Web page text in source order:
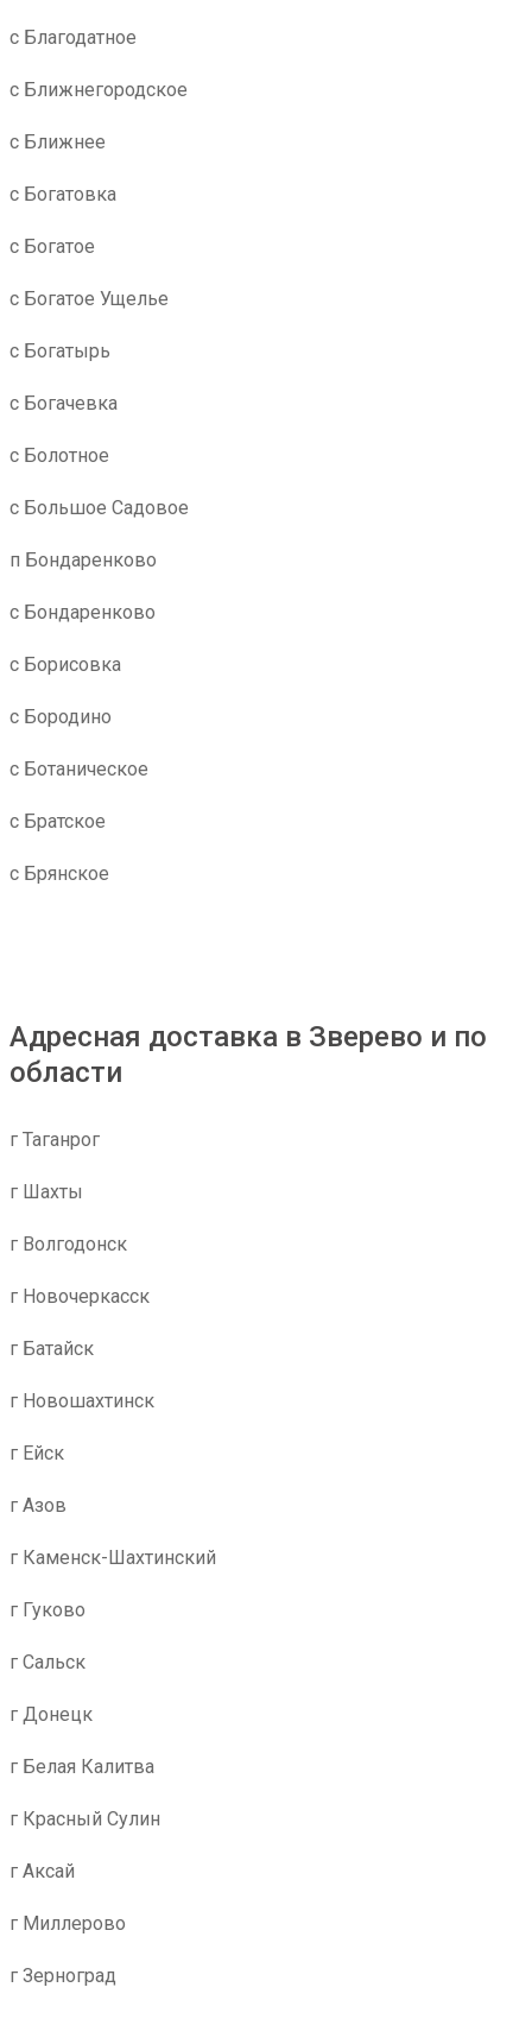
с Благодатное
с Ближнегородское
с Ближнее
с Богатовка
с Богатое
с Богатое Ущелье
с Богатырь
с Богачевка
с Болотное
с Большое Садовое
п Бондаренково
с Бондаренково
с Борисовка
с Бородино
с Ботаническое
с Братское
с Брянское
Адресная доставка в Зверево и по
области
г Таганрог
г Шахты
г Волгодонск
г Новочеркасск
г Батайск
г Новошахтинск
г Ейск
г Азов
г Каменск-Шахтинский
г Гуково
г Сальск
г Донецк
г Белая Калитва
г Красный Сулин
г Аксай
г Миллерово
г Зерноград